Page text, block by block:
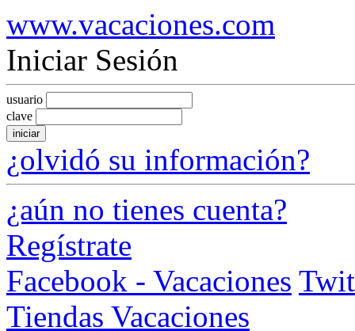
www.vacaciones.com
Iniciar Sesión
usuario
clave
iniciar
¿olvidó su información?
¿aún no tienes cuenta?
Regístrate
Facebook - Vacaciones
Tiendas Vacaciones